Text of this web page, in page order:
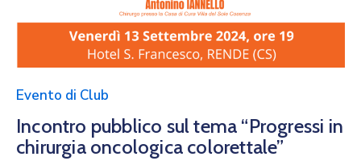
Evento di Club
Incontro pubblico sul tema “Progressi in
chirurgia oncologica colorettale”